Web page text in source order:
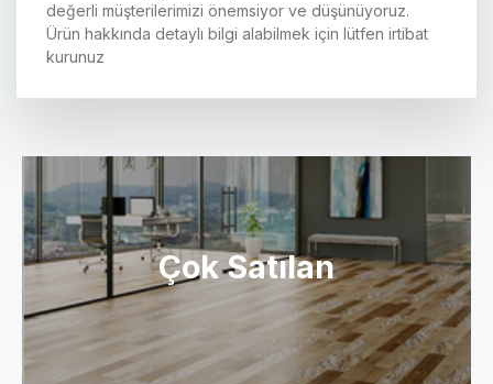
değerli müşterilerimizi önemsiyor ve düşünüyoruz.
Ürün hakkında detaylı bilgi alabilmek için lütfen irtibat
kurunuz
Çok Satılan